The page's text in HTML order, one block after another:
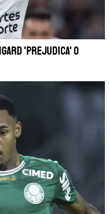
'prejudica' o